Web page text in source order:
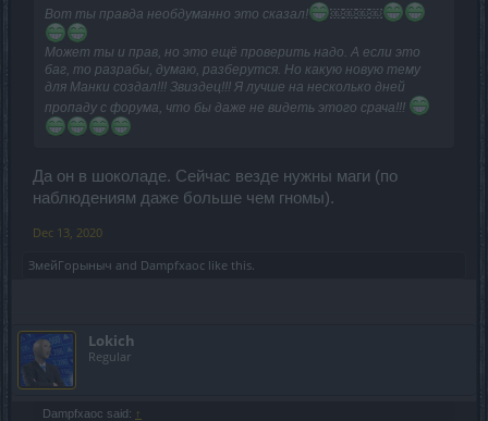
Вот ты правда необдуманно это сказал! ￼￼￼￼
Может ты и прав, но это ещё проверить надо. А если это
баг, то разрабы, думаю, разберутся. Но какую новую тему
для Манки создал!!! Звиздец!!! Я лучше на несколько дней
пропаду с форума, что бы даже не видеть этого срача!!!
Да он в шоколаде. Сейчас везде нужны маги (по
наблюдениям даже больше чем гномы).
Dec 13, 2020
ЗмейГорыныч and Dampfxaoc like this.
Lokich
Regular
Dampfxaoc said: ↑